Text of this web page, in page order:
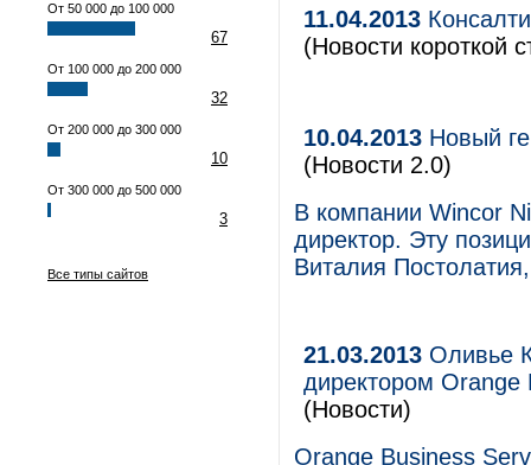
От 50 000 до 100 000
67
От 100 000 до 200 000
32
От 200 000 до 300 000
10
От 300 000 до 500 000
3
Все типы сайтов
11.04.2013
(Новости короткой
10.04.2013 Новый
(Новости 2.0)
В компании Wincor
директор. Эту
Виталия
21.03.2013 Оливье
директором
(Новости)
Orange Business